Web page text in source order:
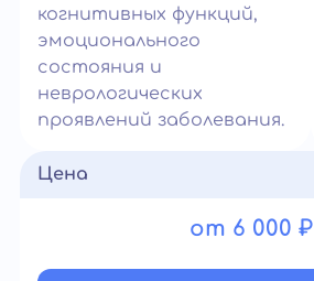
когнитивных функций,
эмоционального
состояния и
неврологических
проявлений заболевания.
Цена
от 6 000 ₽